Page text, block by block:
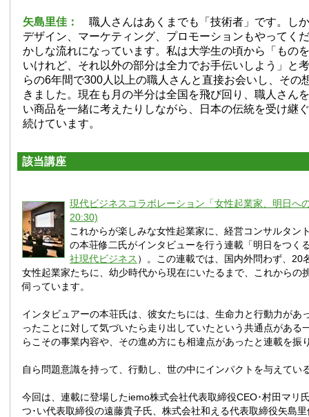
矢島里佳： 職人さんはあくまでも「技術者」です。し
デザイン、マーケティング、プロモーションもやってく
かしな流れになっています。私は大学生の頃から「もの
いけれど、それ以外の部分は全力でお手伝いしよう」と
らの6年間で300人以上の職人さんと直接お会いし、その
きました。現在も月の半分は全国を飛び回り、職人さん
い商品を一緒に考えたりしながら、日本の伝統を受け継
続けています。
該当講座
現代ビジネスコラボレーション「女性起業家、明日へ
20:30)
これからが楽しみな女性起業家に、経営コンサルタン
の本荘修二氏がインタビューを行う連載「明日をつく
社現代ビジネス ）。この連載では、国内外問わず、20
女性起業家たちに、幼少時代から現在にいたるまで、これからの
伺っています。
インタビュアーの本荘氏は、彼女たちには、生命力と行動力があ
ったことに対して気づいたら走り出していたという共通点がある
らこその事業内容や、その進め方にも相違点があったと連載を振
自ら問題意識を持って、行動し、世の中にインパクトを与えてい
今回は、連載に登場したiemo株式会社代表取締役CEO･村田マリ
つ･い代表取締役の遠藤貴子氏、株式会社和える代表取締役矢島